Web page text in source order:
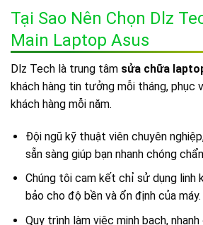
Tại Sao Nên Chọn Dlz
Main Laptop Asus
Dlz Tech là trung tâm sửa chữa
khách hàng tin tưởng mỗi tháng, phục
khách hàng mỗi năm.
Đội ngũ kỹ thuật viên chuyên
sẵn sàng giúp bạn nhanh chóng
Chúng tôi cam kết chỉ sử dụng linh
bảo cho độ bền và ổn định của máy.
Quy trình làm việc minh bạch,